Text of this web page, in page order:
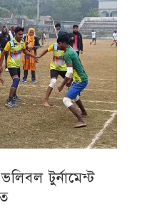
টুর্নামেন্ট